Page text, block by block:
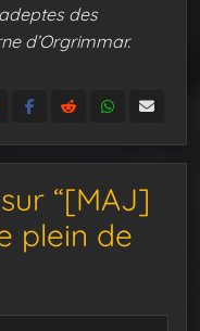
des
d’Orgrimmar.
“[MAJ]
plein de